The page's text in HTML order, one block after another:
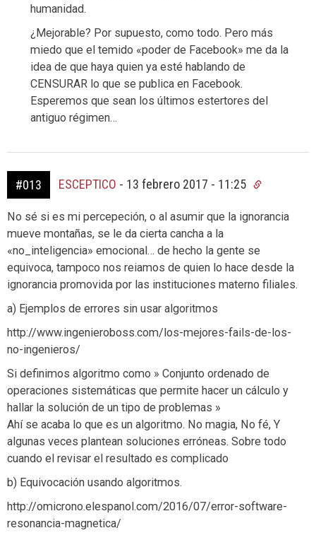
humanidad.
¿Mejorable? Por supuesto, como todo. Pero más
miedo que el temido «poder de Facebook» me da la
idea de que haya quien ya esté hablando de
CENSURAR lo que se publica en Facebook.
Esperemos que sean los últimos estertores del
antiguo régimen…
#013 ESCEPTICO - 13 febrero 2017 - 11:25
No sé si es mi percepeción, o al asumir que la ignorancia
mueve montañas, se le da cierta cancha a la
«no_inteligencia» emocional… de hecho la gente se
equivoca, tampoco nos reiamos de quien lo hace desde la
ignorancia promovida por las instituciones materno filiales.
a) Ejemplos de errores sin usar algoritmos
http://www.ingenieroboss.com/los-mejores-fails-de-los-
no-ingenieros/
Si definimos algoritmo como » Conjunto ordenado de
operaciones sistemáticas que permite hacer un cálculo y
hallar la solución de un tipo de problemas »
Ahí se acaba lo que es un algoritmo. No magia, No fé, Y
algunas veces plantean soluciones erróneas. Sobre todo
cuando el revisar el resultado es complicado
b) Equivocación usando algoritmos.
http://omicrono.elespanol.com/2016/07/error-software-
resonancia-magnetica/